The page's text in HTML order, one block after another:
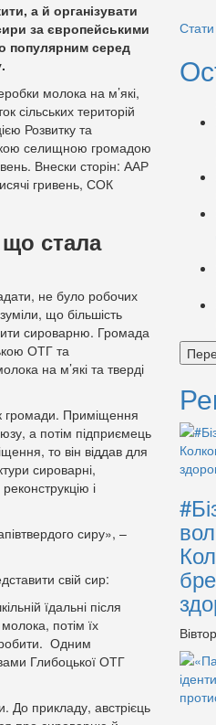
а й організувати
за європейськими
популярним серед
молока на м’які,
сільських територій
Розвитку та
селищною громадою
Внески сторін: ААР
гривень, СОК
що стала
не було робочих
що більшість
сироварню. Громада
ОТГ та
на м’які та тверді
громади. Приміщення
а потім підприємець
то він віддав для
сироварні,
і
сиру», –
свій сир:
їдальні після
потім їх
Одним
Глибоцької ОТГ
До прикладу, австрієць